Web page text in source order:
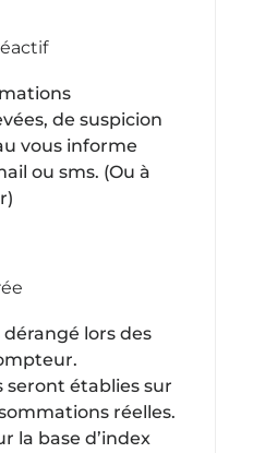
de suspicion
vous informe
ou sms. (Ou à
dérangé lors des
seront établies sur
réelles.
la base d’index